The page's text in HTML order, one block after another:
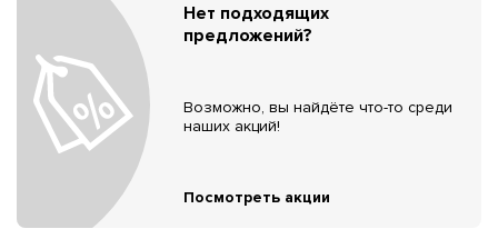
Нет подходящих
предложений?
Возможно, вы найдёте что-то среди
наших акций!
Посмотреть акции